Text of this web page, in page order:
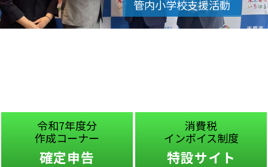
令和7年度分
作成コーナー
確定申告
消費税
インボイス制度
特設サイト